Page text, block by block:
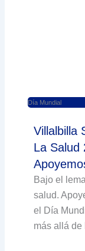
Día Mundial
Villalbilla
La Salud
Bajo el
salud.
el Día
más allá de